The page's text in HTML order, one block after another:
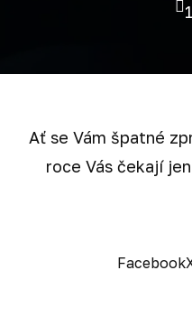
Ať se Vám špatné
roce Vás čekají
Facebook